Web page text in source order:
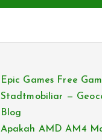
Epic Games Free
Stadtmobiliar —
Blog
Apakah AMD AM4